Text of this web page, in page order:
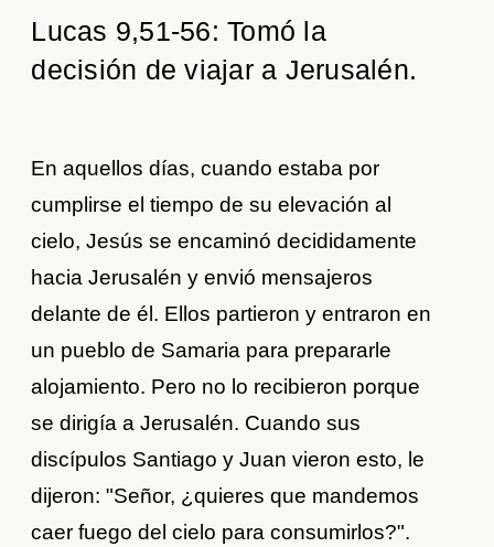
Lucas 9,51-56: Tomó la
decisión de viajar a Jerusalén.
En aquellos días, cuando estaba por
cumplirse el tiempo de su elevación al
cielo, Jesús se encaminó decididamente
hacia Jerusalén y envió mensajeros
delante de él. Ellos partieron y entraron en
un pueblo de Samaria para prepararle
alojamiento. Pero no lo recibieron porque
se dirigía a Jerusalén. Cuando sus
discípulos Santiago y Juan vieron esto, le
dijeron: "Señor, ¿quieres que mandemos
caer fuego del cielo para consumirlos?".